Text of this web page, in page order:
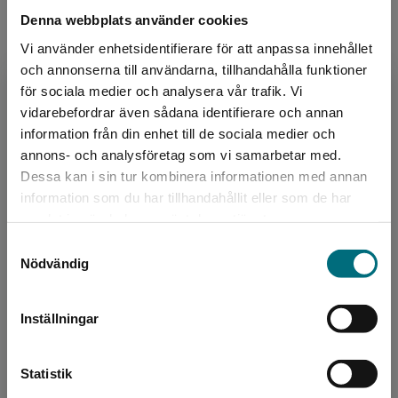
Denna webbplats använder cookies
Vi använder enhetsidentifierare för att anpassa innehållet
och annonserna till användarna, tillhandahålla funktioner
för sociala medier och analysera vår trafik. Vi
vidarebefordrar även sådana identifierare och annan
information från din enhet till de sociala medier och
annons- och analysföretag som vi samarbetar med.
Dessa kan i sin tur kombinera informationen med annan
information som du har tillhandahållit eller som de har
Nödvändig
Inställningar
Statistik
Begränsad fraktregion
Det verkar som att du besöker
Sverige. För att kunna slutföra ett köp måste
sammansatta ord samt korta meningar med repetition
av ord.
Varje klasspaket består av 15 böcker till priset av 13
– två böcker följer med på köpet! Rabatten är redan
avdragen.
Janina Kastevik
Janina Kastevik är barnboksförfattare, jurist och
trebarnsmamma. Hon debuterade med boken
Slottet av is 2013. Janina Kastevik och Sarah
Utas är sy...
Sarah Utas är barn- och ungdomsbibliotekarie